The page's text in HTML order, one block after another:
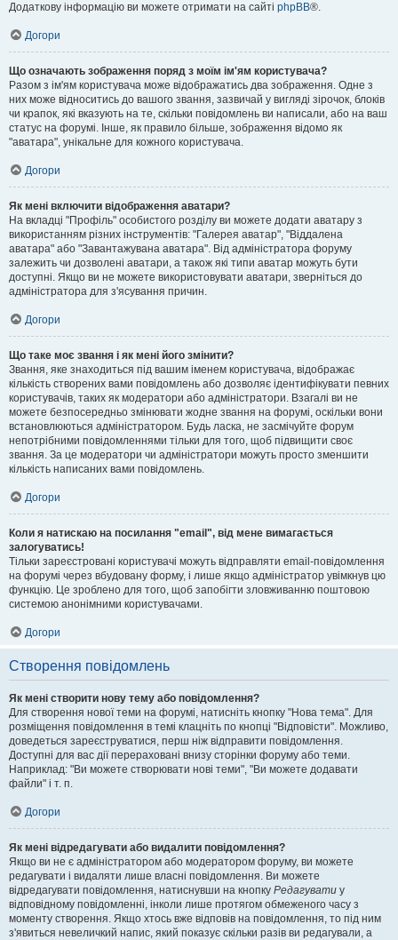
Додаткову інформацію ви можете отримати на сайті phpBB®.
Догори
Що означають зображення поряд з моїм ім'ям користувача?
Разом з ім'ям користувача може відображатись два зображення. Одне з
них може відноситись до вашого звання, зазвичай у вигляді зірочок, блоків
чи крапок, які вказують на те, скільки повідомлень ви написали, або на ваш
статус на форумі. Інше, як правило більше, зображення відомо як
"аватара", унікальне для кожного користувача.
Догори
Як мені включити відображення аватари?
На вкладці "Профіль" особистого розділу ви можете додати аватару з
використанням різних інструментів: "Галерея аватар", "Віддалена
аватара" або "Завантажувана аватара". Від адміністратора форуму
залежить чи дозволені аватари, а також які типи аватар можуть бути
доступні. Якщо ви не можете використовувати аватари, зверніться до
адміністратора для з'ясування причин.
Догори
Що таке моє звання і як мені його змінити?
Звання, яке знаходиться під вашим іменем користувача, відображає
кількість створених вами повідомлень або дозволяє ідентифікувати певних
користувачів, таких як модератори або адміністратори. Взагалі ви не
можете безпосередньо змінювати жодне звання на форумі, оскільки вони
встановлюються адміністратором. Будь ласка, не засмічуйте форум
непотрібними повідомленнями тільки для того, щоб підвищити своє
звання. За це модератори чи адміністратори можуть просто зменшити
кількість написаних вами повідомлень.
Догори
Коли я натискаю на посилання "email", від мене вимагається
залогуватись!
Тільки зареєстровані користувачі можуть відправляти email-повідомлення
на форумі через вбудовану форму, і лише якщо адміністратор увімкнув цю
функцію. Це зроблено для того, щоб запобігти зловживанню поштовою
системою анонімними користувачами.
Догори
Створення повідомлень
Як мені створити нову тему або повідомлення?
Для створення нової теми на форумі, натисніть кнопку "Нова тема". Для
розміщення повідомлення в темі клацніть по кнопці "Відповісти". Можливо,
доведеться зареєструватися, перш ніж відправити повідомлення.
Доступні для вас дії перераховані внизу сторінки форуму або теми.
Наприклад: "Ви можете створювати нові теми", "Ви можете додавати
файли" і т. п.
Догори
Як мені відредагувати або видалити повідомлення?
Якщо ви не є адміністратором або модератором форуму, ви можете
редагувати і видаляти лише власні повідомлення. Ви можете
відредагувати повідомлення, натиснувши на кнопку Редагувати у
відповідному повідомленні, інколи лише протягом обмеженого часу з
моменту створення. Якщо хтось вже відповів на повідомлення, то під ним
з'явиться невеличкий напис, який показує скільки разів ви редагували, а